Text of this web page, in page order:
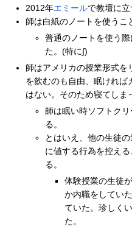
2012年エミールで教壇に立
師は白紙のノートを使うこ
普通のノートを使う
た。(特に∫)
師はアメリカの授業形式を
を飲むのも自由、眠ければ
はない。そのため寝てしま
師は眠い時ソフトク
る。
とはいえ、他の生徒
に値する行為を控え
る。
体験授業の生徒
か内職をしてい
ていた。珍しく
た。